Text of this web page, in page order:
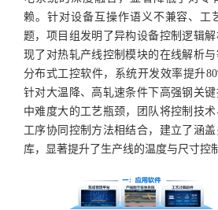
赖。针对设备互操作语义不兼容、工
题，项目组发明了异构设备控制逻辑
现了对热轧产线控制模块的在线解析
分布式工控软件，系统开发效率提升
针对大温降、高轧速条件下高强钢关
中难度大的工艺瓶颈，团队将控制技
工序协同控制方法相结合，建立了涵
库，显著提升了生产线的温度与尺寸控